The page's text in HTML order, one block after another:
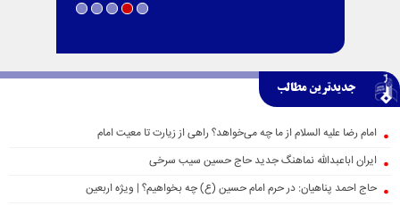
جدیدترین مطالب
امام رضا علیه السلام از ما چه می‌خواهد؟ راهی از زیارت تا معیت امام
ایران اباعبدالله نماهنگ جدید حاج حسین سیب سرخی
حاج احمد پناهیان: در حرم امام حسین (ع) چه بخواهیم؟ | ویژه اربعین